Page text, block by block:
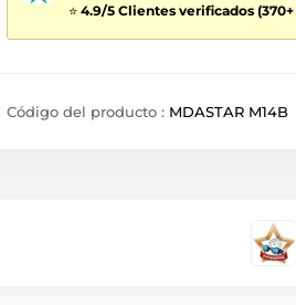
⭐ 4.9/5 Clientes verificados (370+
Código del producto : MDASTAR M14B